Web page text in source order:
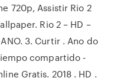
720p, Assistir Rio 2
Rio 2 – HD –
3. Curtir . Ano do
compartido -
Gratis. 2018 . HD .